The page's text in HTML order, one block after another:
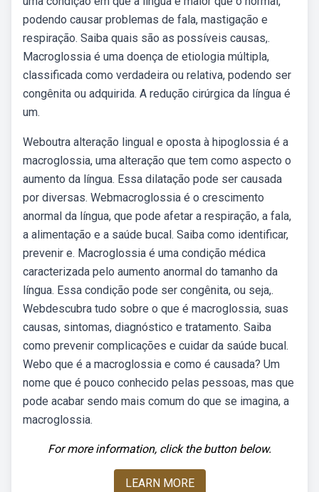
podendo causar problemas de fala, mastigação e
respiração. Saiba quais são as possíveis causas,.
Macroglossia é uma doença de etiologia múltipla,
classificada como verdadeira ou relativa, podendo ser
congênita ou adquirida. A redução cirúrgica da língua é
um.
Weboutra alteração lingual e oposta à hipoglossia é a
macroglossia, uma alteração que tem como aspecto o
aumento da língua. Essa dilatação pode ser causada
por diversas. Webmacroglossia é o crescimento
anormal da língua, que pode afetar a respiração, a fala,
a alimentação e a saúde bucal. Saiba como identificar,
prevenir e. Macroglossia é uma condição médica
caracterizada pelo aumento anormal do tamanho da
língua. Essa condição pode ser congênita, ou seja,.
Webdescubra tudo sobre o que é macroglossia, suas
causas, sintomas, diagnóstico e tratamento. Saiba
como prevenir complicações e cuidar da saúde bucal.
Webo que é a macroglossia e como é causada? Um
nome que é pouco conhecido pelas pessoas, mas que
pode acabar sendo mais comum do que se imagina, a
macroglossia.
For more information, click the button below.
LEARN MORE